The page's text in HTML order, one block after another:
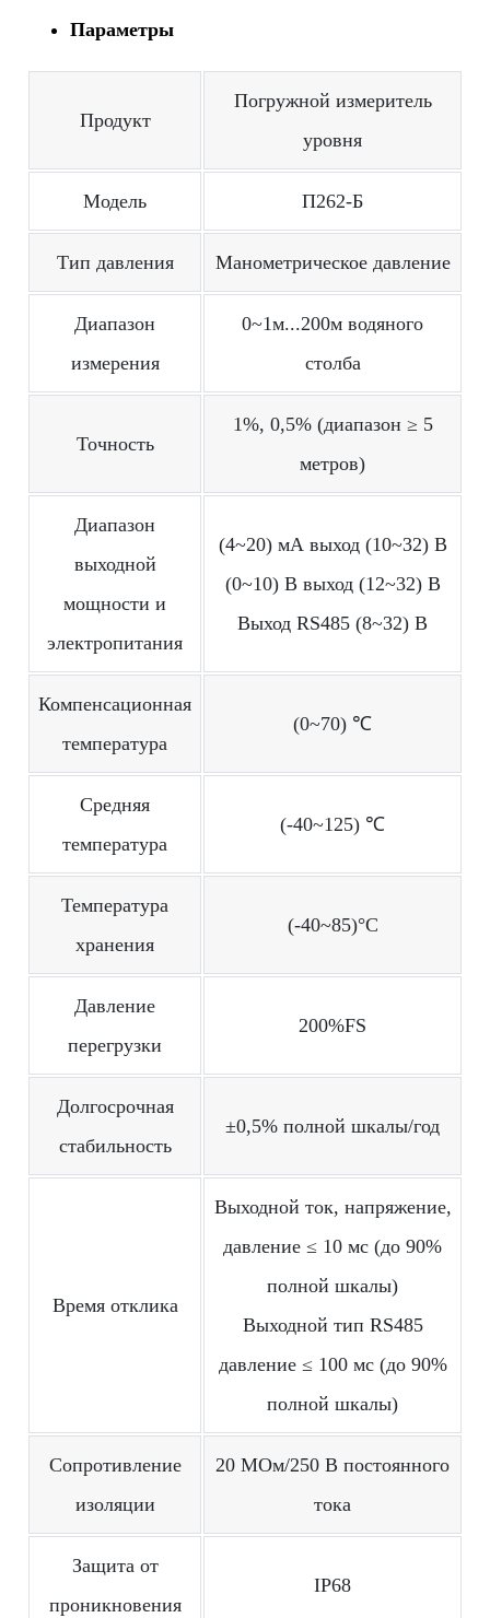
Параметры
Продукт
Погружной измеритель
уровня
Модель П262-Б
Тип давления Манометрическое давление
Диапазон
измерения
0~1м...200м водяного
столба
Точность
1%, 0,5% (диапазон ≥ 5
метров)
Диапазон
выходной
мощности и
электропитания
(4~20) мА выход (10~32) В
(0~10) В выход (12~32) В
Выход RS485 (8~32) В
Компенсационная
температура
(0~70) ℃
Средняя
температура
(-40~125) ℃
Температура
хранения
(-40~85)°С
Давление
перегрузки
200%FS
Долгосрочная
стабильность
±0,5% полной шкалы/год
Время отклика
Выходной ток, напряжение,
давление ≤ 10 мс (до 90%
полной шкалы)
Выходной тип RS485
давление ≤ 100 мс (до 90%
полной шкалы)
Сопротивление
изоляции
20 МОм/250 В постоянного
тока
Защита от
проникновения
IP68